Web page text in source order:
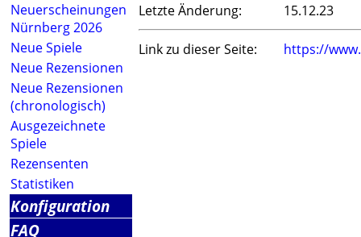
Neuerscheinungen
Nürnberg 2026
Neue Spiele
Neue Rezensionen
Neue Rezensionen
(chronologisch)
Ausgezeichnete
Spiele
Rezensenten
Statistiken
Konfiguration
FAQ
Letzte Änderung:
15.12.23
Link zu dieser Seite: https://